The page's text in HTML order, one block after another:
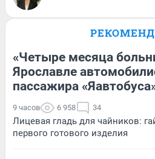
«Четыре месяца
Ярославле
пассажира
9 часов 6 958 34
Лицевая гладь для чайников:
первого готового изделия